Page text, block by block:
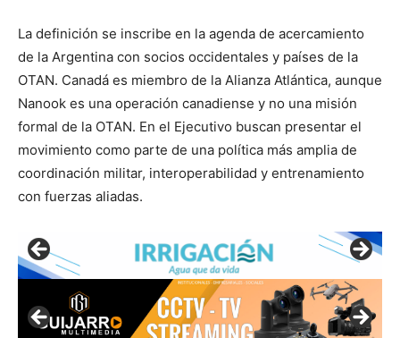
La definición se inscribe en la agenda de acercamiento
de la Argentina con socios occidentales y países de la
OTAN. Canadá es miembro de la Alianza Atlántica, aunque
Nanook es una operación canadiense y no una misión
formal de la OTAN. En el Ejecutivo buscan presentar el
movimiento como parte de una política más amplia de
coordinación militar, interoperabilidad y entrenamiento
con fuerzas aliadas.